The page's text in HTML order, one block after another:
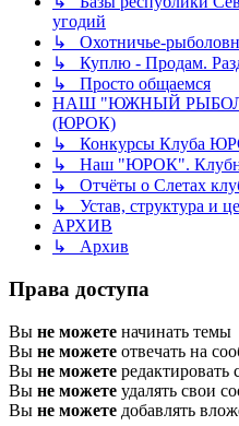
угодий
↳ Охотничье-
↳ Куплю - Продам.
↳ Просто общаемся
НАШ "ЮЖНЫЙ
(ЮРОК)
↳ Конкурсы Клуба
↳ Наш "ЮРОК".
↳ Отчёты о Слетах
↳ Устав, структура и
АРХИВ
↳ Архив
Права доступа
Вы не можете начинать темы
Вы не можете отвечать на
Вы не можете
Вы не можете удалять свои
Вы не можете добавлять